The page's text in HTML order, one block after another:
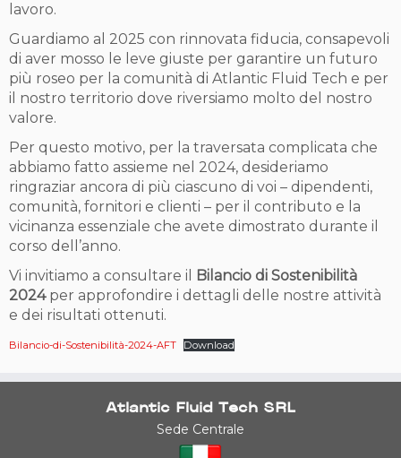
lavoro.
Guardiamo al 2025 con rinnovata fiducia, consapevoli
di aver mosso le leve giuste per garantire un futuro
più roseo per la comunità di Atlantic Fluid Tech e per
il nostro territorio dove riversiamo molto del nostro
valore.
Per questo motivo, per la traversata complicata che
abbiamo fatto assieme nel 2024, desideriamo
ringraziar ancora di più ciascuno di voi – dipendenti,
comunità, fornitori e clienti – per il contributo e la
vicinanza essenziale che avete dimostrato durante il
corso dell’anno.
Vi invitiamo a consultare il
Bilancio di Sostenibilità
2024per approfondire i dettagli delle nostre attività
e dei risultati ottenuti.
Bilancio-di-Sostenibilità-2024-AFT Download
Atlantic Fluid Tech SRL
Sede Centrale